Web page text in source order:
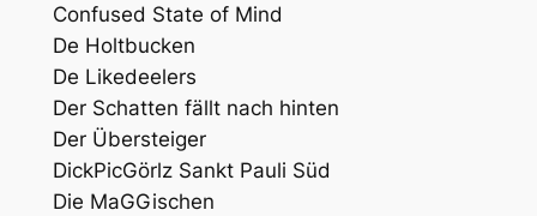
Confused State of Mind
De Holtbucken
De Likedeelers
Der Schatten fällt nach hinten
Der Übersteiger
DickPicGörlz Sankt Pauli Süd
Die MaGGischen